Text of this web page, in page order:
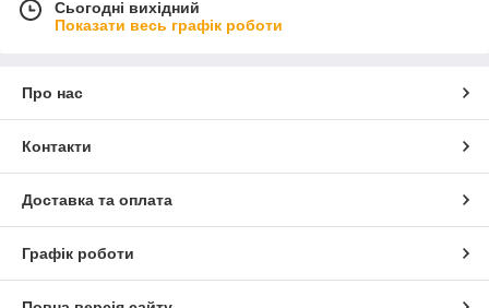
Сьогодні вихідний
Показати весь графік роботи
Про нас
Контакти
Доставка та оплата
Графік роботи